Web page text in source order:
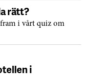
rätt?
i vårt quiz om
i